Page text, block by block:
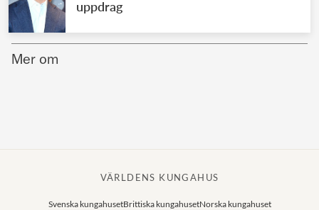
Thailändska kungahuset
uppdrag
Mer om
VÄRLDENS KUNGAHUS
Svenska kungahusetBrittiska kungahusetNorska kungahuset